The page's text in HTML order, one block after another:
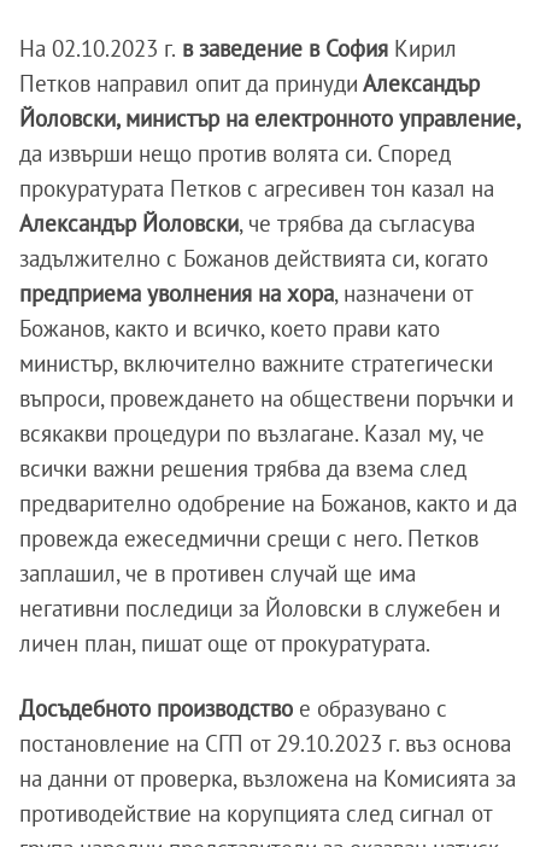
На 02.10.2023 г. в заведение в София Кирил
Петков направил опит да принуди Александър
Йоловски, министър на електронното управление,
да извърши нещо против волята си. Според
прокуратурата Петков с агресивен тон казал на
Александър Йоловски, че трябва да съгласува
задължително с Божанов действията си, когато
предприема уволнения на хора, назначени от
Божанов, както и всичко, което прави като
министър, включително важните стратегически
въпроси, провеждането на обществени поръчки и
всякакви процедури по възлагане. Казал му, че
всички важни решения трябва да взема след
предварително одобрение на Божанов, както и да
провежда ежеседмични срещи с него. Петков
заплашил, че в противен случай ще има
негативни последици за Йоловски в служебен и
личен план, пишат още от прокуратурата.
Досъдебното производство е образувано с
постановление на СГП от 29.10.2023 г. въз основа
на данни от проверка, възложена на Комисията за
противодействие на корупцията след сигнал от